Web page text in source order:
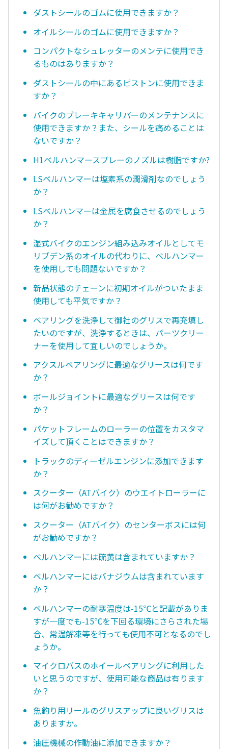
ダストシールのゴムに使用できますか？
オイルシールのゴムに使用できますか？
コンパクトなシュレッターのメンテに使用でき
るものはありますか？
ダストシールの中にあるピストンに使用できま
すか？
バイクのブレーキキャリパーのメンテナンスに
使用できますか？また、シールを痛めることは
ないですか？
H1ベルハンマースプレーのノズルは樹脂ですか?
LSベルハンマーは塩素系の潤滑剤なのでしょう
か？
LSベルハンマーは金属を腐食させるのでしょう
か？
湿式バイクのエンジン組み込みオイルとしてモ
リブデン系のオイルの代わりに、ベルハンマー
を使用しても問題ないですか？
新品状態のチェーンに初期オイルがついたまま
使用しても平気ですか？
ベアリングを洗浄して御社のグリスで再充填し
たいのですが、洗浄するときは、パーツクリー
ナーを使用して宜しいのでしょうか。
アクスルベアリングに最適なグリースは何です
か？
ボールジョイントに最適なグリースは何です
か？
パケットフレームのローラーの位置をカスタマ
イズして頂くことはできますか？
トラックのディーゼルエンジンに添加できます
か？
スクーター（ATバイク）のウエイトローラーに
は何がお勧めですか？
スクーター（ATバイク）のセンターボスには何
がお勧めですか？
ベルハンマーには硫黄は含まれていますか？
ベルハンマーにはバナジウムは含まれています
か？
ベルハンマーの耐寒温度は-15℃と記載がありま
すが一度でも-15℃を下回る環境にさらされた場
合、常温解凍等を行っても使用不可となるのでし
ょうか。
マイクロバスのホイールベアリングに利用した
いと思うのですが、使用可能な商品は有ります
か？
魚釣り用リールのグリスアップに良いグリスは
ありますか。
油圧機械の作動油に添加できますか？